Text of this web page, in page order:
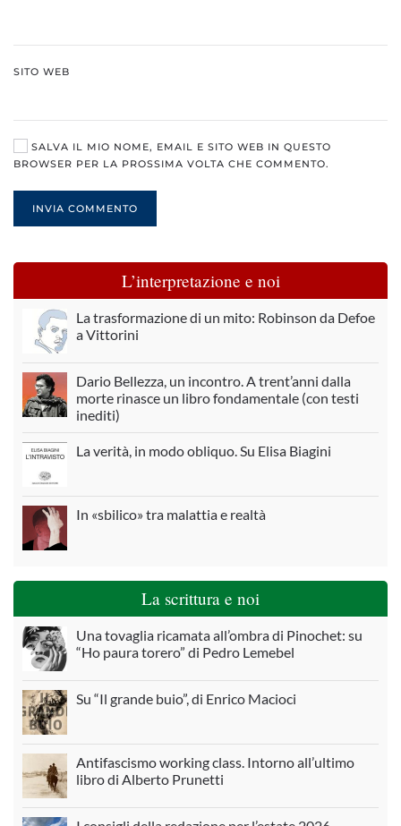
SITO WEB
SALVA IL MIO NOME, EMAIL E SITO WEB IN QUESTO
BROWSER PER LA PROSSIMA VOLTA CHE COMMENTO.
INVIA COMMENTO
L’interpretazione e noi
La trasformazione di un mito: Robinson da Defoe
a Vittorini
Dario Bellezza, un incontro. A trent’anni dalla
morte rinasce un libro fondamentale (con testi
inediti)
La verità, in modo obliquo. Su Elisa Biagini
In «sbilico» tra malattia e realtà
La scrittura e noi
Una tovaglia ricamata all’ombra di Pinochet: su
“Ho paura torero” di Pedro Lemebel
Su “Il grande buio”, di Enrico Macioci
Antifascismo working class. Intorno all’ultimo
libro di Alberto Prunetti